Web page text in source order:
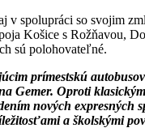
v spolupráci so svojim
Košice s Rožňavou,
sú polohovateľné.
prímestskú
Gemer. Oproti
nových
a školskými